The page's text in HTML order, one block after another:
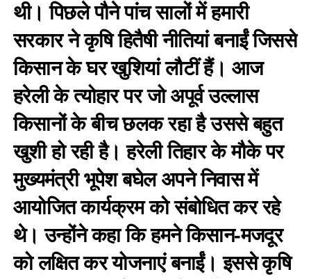
थी। पिछले पौने पांच सालों में हमारी
सरकार ने कृषि हितैषी नीतियां बनाईं जिससे
किसान के घर खुशियां लौटीं हैं। आज
हरेली के त्योहार पर जो अपूर्व उल्लास
किसानों के बीच छलक रहा है उससे बहुत
खुशी हो रही है। हरेली तिहार के मौके पर
मुख्यमंत्री भूपेश बघेल अपने निवास में
आयोजित कार्यक्रम को संबोधित कर रहे
थे। उन्होंने कहा कि हमने किसान-मजदूर
को लक्षित कर योजनाएं बनाईं। इससे कृषि